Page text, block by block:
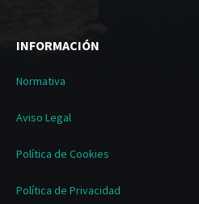
INFORMACIÓN
Normativa
Aviso Legal
Política de Cookies
Política de Privacidad